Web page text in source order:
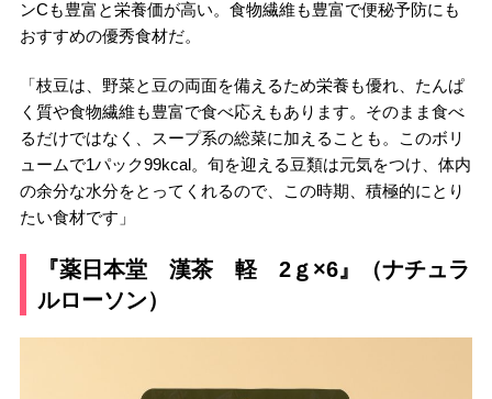
ンCも豊富と栄養価が高い。食物繊維も豊富で便秘予防にも
おすすめの優秀食材だ。
「枝豆は、野菜と豆の両面を備えるため栄養も優れ、たんぱ
く質や食物繊維も豊富で食べ応えもあります。そのまま食べ
るだけではなく、スープ系の総菜に加えることも。このボリ
ュームで1パック99kcal。旬を迎える豆類は元気をつけ、体内
の余分な水分をとってくれるので、この時期、積極的にとり
たい食材です」
『薬日本堂 漢茶 軽 2ｇ×6』（ナチュラ
ルローソン）